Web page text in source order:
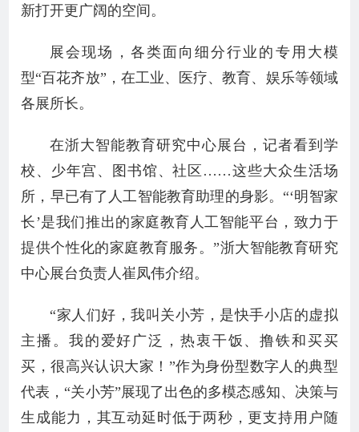
新打开更广阔的空间。
展会现场，各类面向细分行业的专用大模
型“百花齐放”，在工业、医疗、教育、娱乐等领域
各展所长。
在浙大智能教育研究中心展台，记者看到学
校、少年宫、图书馆、社区……这些大众生活场
所，早已有了人工智能教育助理的身影。“‘明智家
长’是我们推出的家庭教育人工智能平台，致力于
提供个性化的家庭教育服务。”浙大智能教育研究
中心展台负责人崔凤伟介绍。
“家人们好，我叫关小芳，是快手小店的虚拟
主播。我的爱好广泛，热衷干饭、撸铁和买买
买，很高兴认识大家！”作为身份型数字人的典型
代表，“关小芳”展现了出色的多模态感知、决策与
生成能力，其互动延时低于两秒，更支持用户随